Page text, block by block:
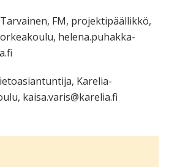
FM, projektipäällikkö,
helena.puhakka-
Karelia-
kaisa.varis@karelia.fi